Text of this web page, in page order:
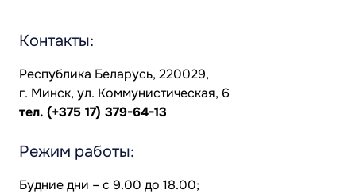
Контакты:
Республика Беларусь, 220029,
г. Минск, ул. Коммунистическая, 6
тел. (+375 17) 379-64-13
Режим работы:
Будние дни – с 9.00 до 18.00;